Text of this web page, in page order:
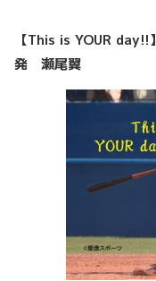
【This is YOUR day!!】
発 瀬尾翼